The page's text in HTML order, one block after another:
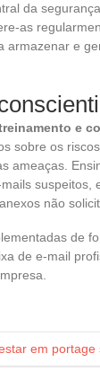
da
as
armazenar e
e
sobre os
ameaças.
suspeitos,
não
de
de e-mail
em portage